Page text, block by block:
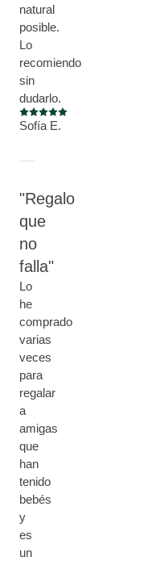
natural
posible.
Lo
recomiendo
sin
dudarlo.
Puntuación: 5 / 5 estrellas
Sofía E.
Regalo
que
no
falla
Lo
he
comprado
varias
veces
para
regalar
a
amigas
que
han
tenido
bebés
y
es
un